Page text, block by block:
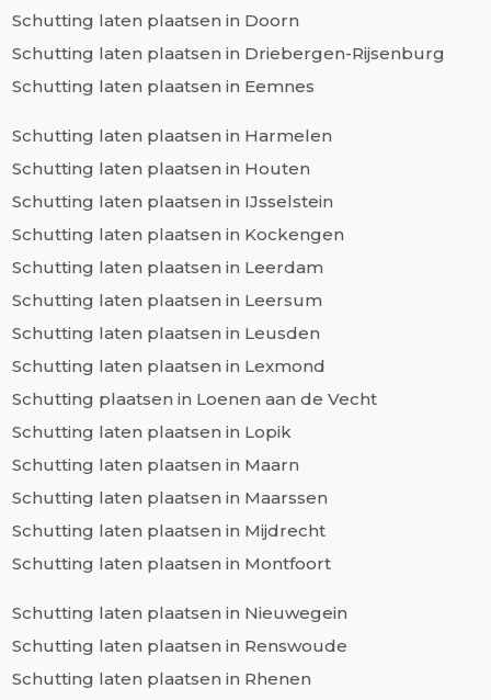
Schutting laten plaatsen in Doorn
Schutting laten plaatsen in Driebergen-Rijsenburg
Schutting laten plaatsen in Eemnes
Schutting laten plaatsen in Harmelen
Schutting laten plaatsen in Houten
Schutting laten plaatsen in IJsselstein
Schutting laten plaatsen in Kockengen
Schutting laten plaatsen in Leerdam
Schutting laten plaatsen in Leersum
Schutting laten plaatsen in Leusden
Schutting laten plaatsen in Lexmond
Schutting plaatsen in Loenen aan de Vecht
Schutting laten plaatsen in Lopik
Schutting laten plaatsen in Maarn
Schutting laten plaatsen in Maarssen
Schutting laten plaatsen in Mijdrecht
Schutting laten plaatsen in Montfoort
Schutting laten plaatsen in Nieuwegein
Schutting laten plaatsen in Renswoude
Schutting laten plaatsen in Rhenen